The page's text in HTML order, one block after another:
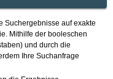
a
Suchergebnisse auf exakte
Mithilfe der booleschen
und durch die
Ihre Suchanfrage